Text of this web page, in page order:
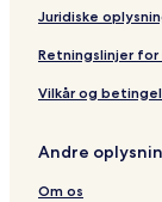
Juridiske
Retningslinjer
Vilkår og
Andre
Om os